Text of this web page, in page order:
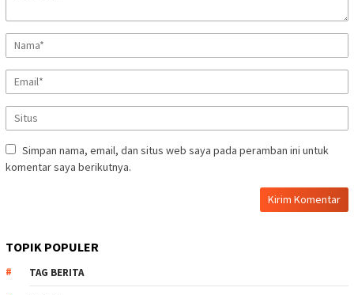
Simpan nama, email, dan situs web saya pada peramban ini untuk
komentar saya berikutnya.
TOPIK POPULER
TAG BERITA